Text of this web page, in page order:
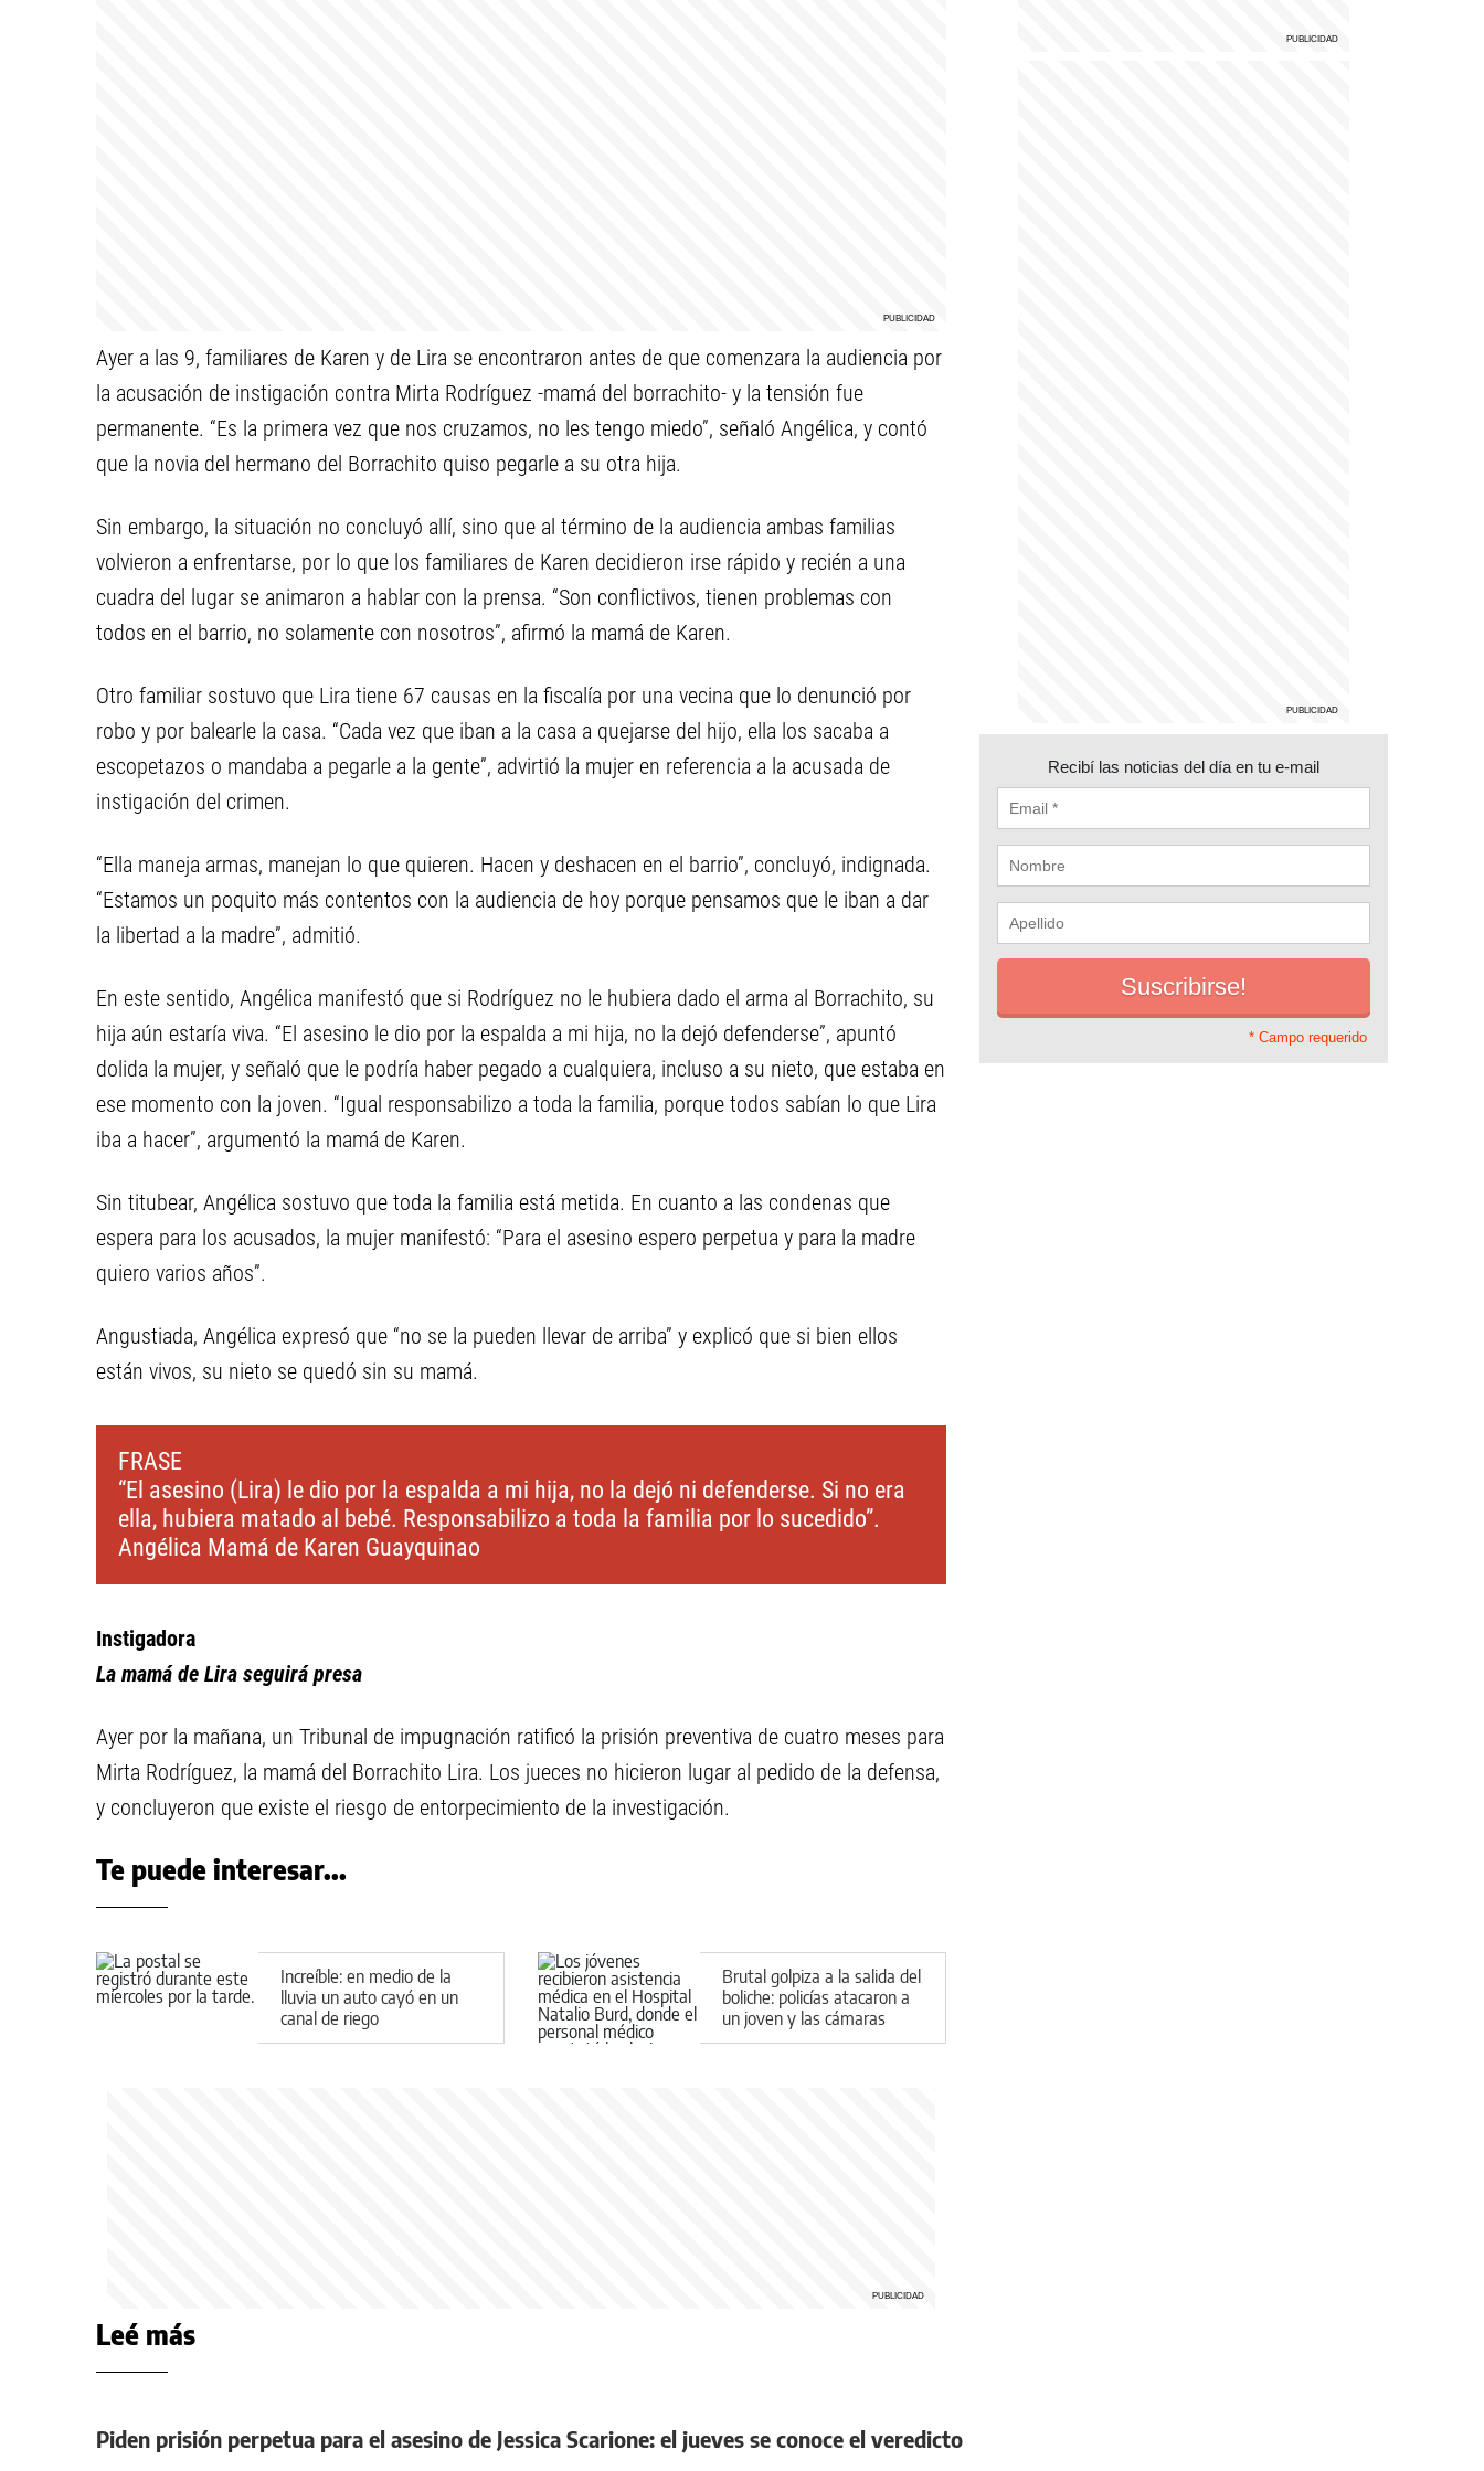
Ayer a las 9, familiares de Karen y de Lira se encontraron antes de que comenzara la audiencia por
la acusación de instigación contra Mirta Rodríguez -mamá del borrachito- y la tensión fue
permanente. “Es la primera vez que nos cruzamos, no les tengo miedo”, señaló Angélica, y contó
que la novia del hermano del Borrachito quiso pegarle a su otra hija.
Sin embargo, la situación no concluyó allí, sino que al término de la audiencia ambas familias
volvieron a enfrentarse, por lo que los familiares de Karen decidieron irse rápido y recién a una
cuadra del lugar se animaron a hablar con la prensa. “Son conflictivos, tienen problemas con
todos en el barrio, no solamente con nosotros”, afirmó la mamá de Karen.
Otro familiar sostuvo que Lira tiene 67 causas en la fiscalía por una vecina que lo denunció por
robo y por balearle la casa. “Cada vez que iban a la casa a quejarse del hijo, ella los sacaba a
escopetazos o mandaba a pegarle a la gente”, advirtió la mujer en referencia a la acusada de
instigación del crimen.
“Ella maneja armas, manejan lo que quieren. Hacen y deshacen en el barrio”, concluyó, indignada.
“Estamos un poquito más contentos con la audiencia de hoy porque pensamos que le iban a dar
la libertad a la madre”, admitió.
En este sentido, Angélica manifestó que si Rodríguez no le hubiera dado el arma al Borrachito, su
hija aún estaría viva. “El asesino le dio por la espalda a mi hija, no la dejó defenderse”, apuntó
dolida la mujer, y señaló que le podría haber pegado a cualquiera, incluso a su nieto, que estaba en
ese momento con la joven. “Igual responsabilizo a toda la familia, porque todos sabían lo que Lira
iba a hacer”, argumentó la mamá de Karen.
Sin titubear, Angélica sostuvo que toda la familia está metida. En cuanto a las condenas que
espera para los acusados, la mujer manifestó: “Para el asesino espero perpetua y para la madre
quiero varios años”.
Angustiada, Angélica expresó que “no se la pueden llevar de arriba” y explicó que si bien ellos
están vivos, su nieto se quedó sin su mamá.
FRASE
“El asesino (Lira) le dio por la espalda a mi hija, no la dejó ni defenderse. Si no era
ella, hubiera matado al bebé. Responsabilizo a toda la familia por lo sucedido”.
Angélica Mamá de Karen Guayquinao
Instigadora
La mamá de Lira seguirá presa
Ayer por la mañana, un Tribunal de impugnación ratificó la prisión preventiva de cuatro meses para
Mirta Rodríguez, la mamá del Borrachito Lira. Los jueces no hicieron lugar al pedido de la defensa,
y concluyeron que existe el riesgo de entorpecimiento de la investigación.
Te puede interesar...
Increíble: en medio de la
lluvia un auto cayó en un
canal de riego
Brutal golpiza a la salida del
boliche: policías atacaron a
un joven y las cámaras
registraron todo
Recibí las noticias del día en tu e-mail
* Campo requerido
Leé más
Piden prisión perpetua para el asesino de Jessica Scarione: el jueves se conoce el veredicto